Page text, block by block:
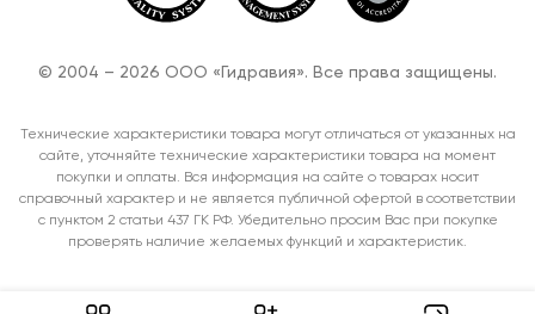
© 2004 – 2026 ООО «Гидравия». Все права защищены.
Технические характеристики товара могут отличаться от указанных на
сайте, уточняйте технические характеристики товара на момент
покупки и оплаты. Вся информация на сайте о товарах носит
справочный характер и не является публичной офертой в соответствии
с пунктом 2 статьи 437 ГК РФ. Убедительно просим Вас при покупке
проверять наличие желаемых функций и характеристик.